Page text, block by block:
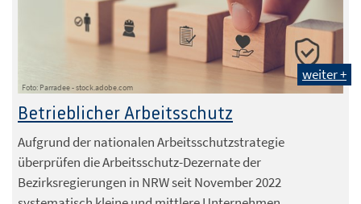
Foto: Parradee - stock.adobe.com
weiter +
Betrieblicher Arbeitsschutz
Aufgrund der nationalen Arbeitsschutzstrategie
überprüfen die Arbeitsschutz-Dezernate der
Bezirksregierungen in NRW seit November 2022